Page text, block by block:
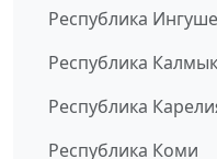
Республика
Республика
Республика
Республика Коми